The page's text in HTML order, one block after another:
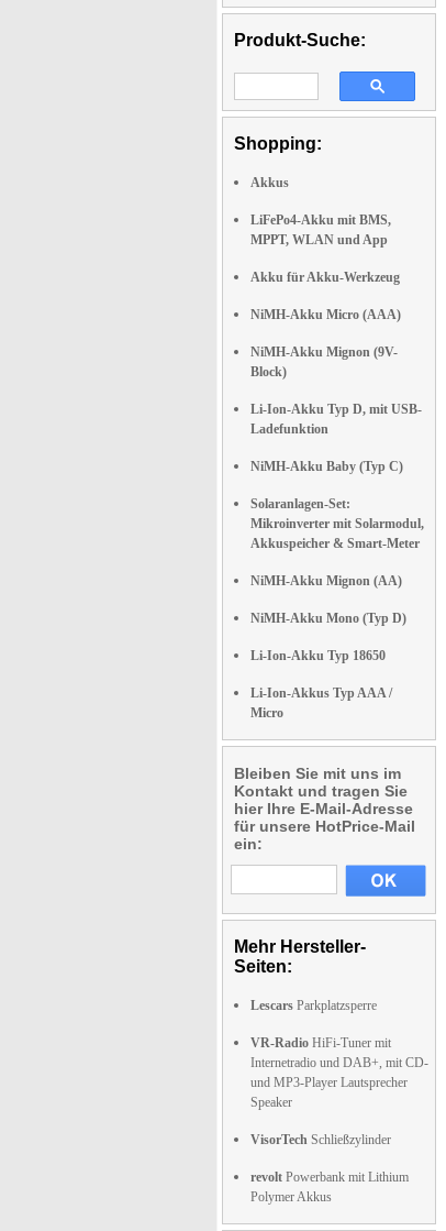
Produkt-Suche:
Shopping:
Akkus
LiFePo4-Akku mit BMS,
MPPT, WLAN und App
Akku für Akku-Werkzeug
NiMH-Akku Micro (AAA)
NiMH-Akku Mignon (9V-
Block)
Li-Ion-Akku Typ D, mit USB-
Ladefunktion
NiMH-Akku Baby (Typ C)
Solaranlagen-Set:
Mikroinverter mit Solarmodul,
Akkuspeicher & Smart-Meter
NiMH-Akku Mignon (AA)
NiMH-Akku Mono (Typ D)
Li-Ion-Akku Typ 18650
Li-Ion-Akkus Typ AAA /
Micro
Bleiben Sie mit uns im
Kontakt und tragen Sie
hier Ihre E-Mail-Adresse
für unsere HotPrice-Mail
ein:
Mehr Hersteller-
Seiten:
Lescars Parkplatzsperre
VR-Radio HiFi-Tuner mit
Internetradio und DAB+, mit CD-
und MP3-Player Lautsprecher
Speaker
VisorTech Schließzylinder
revolt Powerbank mit Lithium
Polymer Akkus